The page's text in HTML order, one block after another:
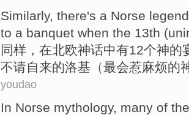
Similarly, there's a Norse
to a banquet when the 13th (
同样 ，在北欧神话中有12个神的
不请自来的洛基（最会惹麻烦的
youdao
In Norse mythology, many of the